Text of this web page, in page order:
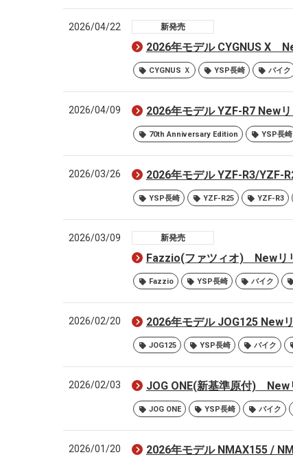
2026/04/22 新発売
2026年モデル CYGNUS X
CYGNUS Ｘ YSP長崎 バイク
2026/04/09 2026年モデル YZF-R7 New
70th Anniversary Edition YSP長崎
2026/03/26 2026年モデル YZF-R3/YZF-
YSP長崎 YZF-R25 YZF-R3
2026/03/09 新発売
Fazzio(ファツィオ) Newリ
Fazzio YSP長崎 バイク
2026/02/20 2026年モデル JOG125 New
JOG125 YSP長崎 バイク
2026/02/03 JOG ONE(新基準原付)
JOG ONE YSP長崎 バイク
2026/01/20 2026年モデル NMAX155 /